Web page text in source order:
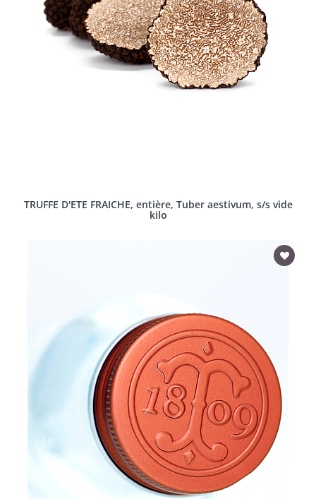
TRUFFE D'ETE FRAICHE, entière, Tuber aestivum, s/s vide
kilo